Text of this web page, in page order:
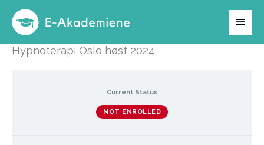
Hopp
rett
innholdet
Hypnoterapi Oslo høst 2024
Current Status
NOT ENROLLED